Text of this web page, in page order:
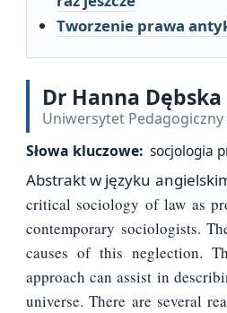
Tworzenie prawa
Dr Hanna Dębska
Uniwersytet
Słowa kluczowe: socjologia
Abstrakt w języku
critical sociology of law as
contemporary sociologists.
causes of this neglection.
approach can assist in
universe. There are several